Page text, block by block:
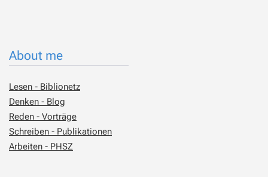
About me
Lesen - Biblionetz
Denken - Blog
Reden - Vorträge
Schreiben - Publikationen
Arbeiten - PHSZ